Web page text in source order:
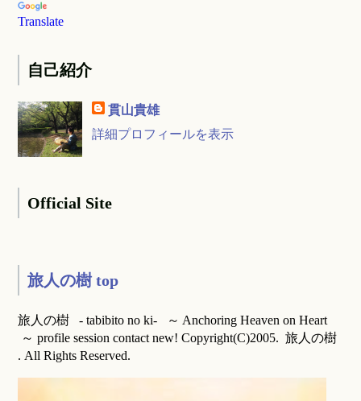
Translate
自己紹介
貫山貴雄
詳細プロフィールを表示
Official Site
旅人の樹 top
旅人の樹 - tabibito no ki- ～ Anchoring Heaven on Heart
～ profile session contact new! Copyright(C)2005. 旅人の樹
. All Rights Reserved.